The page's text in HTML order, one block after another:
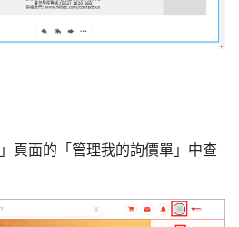
頁面的「管理我的詢價單」中查